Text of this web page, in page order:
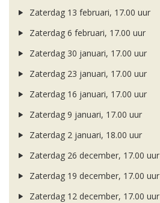
Zaterdag 13 februari, 17.00 uur
Zaterdag 6 februari, 17.00 uur
Zaterdag 30 januari, 17.00 uur
Zaterdag 23 januari, 17.00 uur
Zaterdag 16 januari, 17.00 uur
Zaterdag 9 januari, 17.00 uur
Zaterdag 2 januari, 18.00 uur
Zaterdag 26 december, 17.00 uur
Zaterdag 19 december, 17.00 uur
Zaterdag 12 december, 17.00 uur